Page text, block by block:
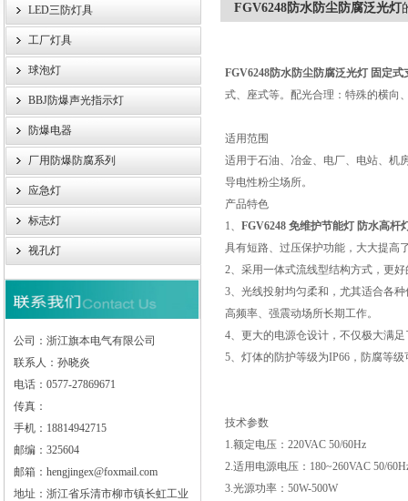
LED三防灯具
工厂灯具
球泡灯
BBJ防爆声光指示灯
防爆电器
厂用防爆防腐系列
应急灯
标志灯
视孔灯
公司：浙江旗本电气有限公司
联系人：孙晓炎
电话：0577-27869671
传真：
手机：18814942715
邮编：325604
邮箱：hengjingex@foxmail.com
地址：浙江省乐清市柳市镇长虹工业
FGV6248防水防尘防腐泛光灯
FGV6248防水防尘防腐泛光灯 固定式
式、座式等。配光合理：特殊的横向
适用范围
适用于石油、冶金、电厂、电站、机
导电性粉尘场所。
产品特色
1、 FGV6248 免维护节能灯 防水高杆
具有短路、过压保护功能，大大提高
2、采用一体式流线型结构方式，更
3、光线投射均匀柔和，尤其适合各
高频率、强震动场所长期工作。
4、更大的电源仓设计，不仅极大满
5、灯体的防护等级为IP66，防腐等
技术参数
1.额定电压：220VAC 50/60Hz
2.适用电源电压：180~260VAC 50/
3.光源功率：50W-500W